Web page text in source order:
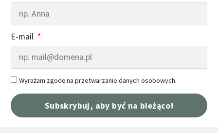
E-mail
Wyrażam zgodę na przetwarzanie danych osobowych.
Subskrybuj, aby być na bieżąco!